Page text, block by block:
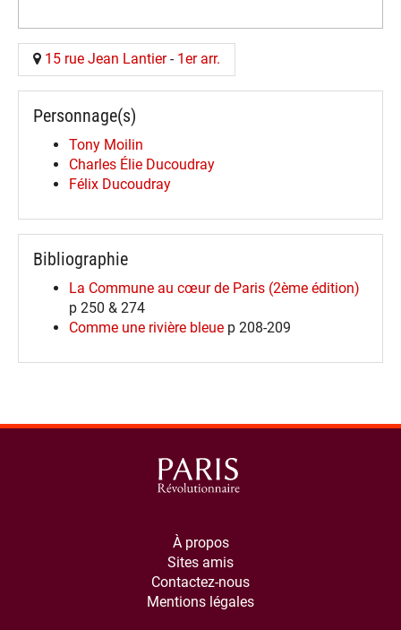
15 rue Jean Lantier- 1er arr.
Personnage(s)
Tony Moilin
Charles Élie Ducoudray
Félix Ducoudray
Bibliographie
La Commune au cœur de Paris (2ème édition)
p 250 & 274
Comme une rivière bleue p 208-209
À propos
Sites amis
Contactez-nous
Mentions légales